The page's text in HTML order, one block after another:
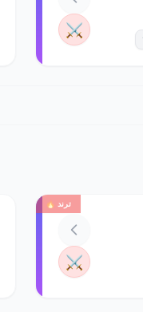
⚔️
ترند 🔥
⚔️